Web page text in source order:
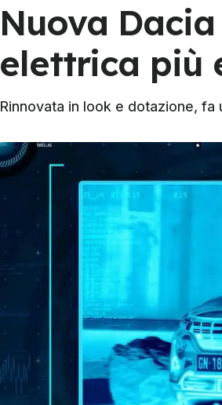
Nuova
elettrica più
Rinnovata in look e dotazione,